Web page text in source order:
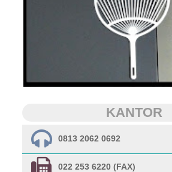
KANTOR
0813 2062 0692
022 253 6220 (FAX)